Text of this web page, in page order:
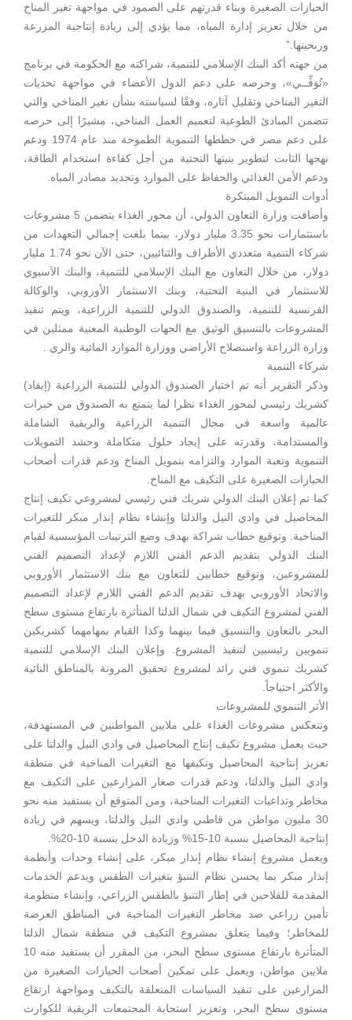
الحيازات الصغيرة وبناء قدرتهم على الصمود في مواجهة تغير المناخ
من خلال تعزيز إدارة المياه، مما يؤدي إلى زيادة إنتاجية المزرعة
وربحيتها.”
من جهته أكد البنك الإسلامي للتنمية، شراكته مع الحكومة في برنامج
«نُوَفِّــي»، وحرصه على دعم الدول الأعضاء في مواجهة تحديات
التغير المناخي وتقليل آثاره، وفقًا لسياسته بشأن تغير المناخي والتي
تتضمن المبادئ الطوعية لتعميم العمل المناخي، مشيرًا إلى حرصه
على دعم مصر في خططها التنموية الطموحة منذ عام 1974 ودعم
نهجها الثابت لتطوير بنيتها التحتية من أجل كفاءة استخدام الطاقة،
ودعم الأمن الغذائي والحفاظ على الموارد وتجديد مصادر المياه.
أدوات التمويل المبتكرة
وأضافت وزارة التعاون الدولي، أن محور الغذاء يتضمن 5 مشروعات
باستثمارات نحو 3.35 مليار دولار، بينما بلغت إجمالي التعهدات من
شركاء التنمية متعددي الأطراف والثنائيين، حتى الآن نحو 1.74 مليار
دولار، من خلال التعاون مع البنك الإسلامي للتنمية، والبنك الآسيوي
للاستثمار في البنية التحتية، وبنك الاستثمار الأوروبي، والوكالة
الفرنسية للتنمية، والصندوق الدولي للتنمية الزراعية، ويتم تنفيذ
المشروعات بالتنسيق الوثيق مع الجهات الوطنية المعنية ممثلين في
وزارة الزراعة واستصلاح الأراضي ووزارة الموارد المائية والري .
شركاء التنمية
وذكر التقرير أنه تم اختيار الصندوق الدولي للتنمية الزراعية (إيفاد)
كشريك رئيسي لمحور الغذاء نظرا لما يتمتع به الصندوق من خبرات
عالمية واسعة في مجال التنمية الزراعية والريفية الشاملة
والمستدامة، وقدرته على إيجاد حلول متكاملة وحشد التمويلات
التنموية وتعبة الموارد والتزامه بتمويل المناخ ودعم قدرات أصحاب
الحيازات الصغيرة على التكيف مع المناخ.
كما تم إعلان البنك الدولي شريك فني رئيسي لمشروعي تكيف إنتاج
المحاصيل في وادي النيل والدلتا وإنشاء نظام إنذار مبكر للتغيرات
المناخية. وتوقيع خطاب شراكة بهدف وضع الترتيبات المؤسسية لقيام
البنك الدولي بتقديم الدعم الفني اللازم لإعداد التصميم الفني
للمشروعين، وتوقيع خطابين للتعاون مع بنك الاستثمار الأوروبي
والاتحاد الأوروبي بهدف تقديم الدعم الفني اللازم لإعداد التصميم
الفني لمشروع التكيف في شمال الدلتا المتأثرة بارتفاع مستوى سطح
البحر بالتعاون والتنسيق فيما بينهما وكذا القيام بمهامهما كشريكين
تنمويين رئيسيين لتنفيذ المشروع. وإعلان البنك الإسلامي للتنمية
كشريك تنموي فني رائد لمشروع تحقيق المرونة بالمناطق النائية
والأكثر احتياجاً.
الأثر التنموي للمشروعات
وتنعكس مشروعات الغذاء على ملايين المواطنين في المستهدفة،
حيث يعمل مشروع تكيف إنتاج المحاصيل في وادي النيل والدلتا على
تعزيز إنتاجية المحاصيل وتكيفها مع التغيرات المناخية في منطقة
وادي النيل والدلتا، ودعم قدرات صغار المزارعين على التكيف مع
مخاطر وتداعيات التغيرات المناخية، ومن المتوقع أن يستفيد منه نحو
30 مليون مواطن من قاطني وادي النيل والدلتا، ويسهم في زيادة
إنتاجية المحاصيل بنسبة 10-15% وزيادة الدخل بنسبة 10-20%.
ويعمل مشروع إنشاء نظام إنذار مبكر، على إنشاء وحدات وأنظمة
إنذار مبكر بما يحسن نظام التنبؤ بتغيرات الطقس ويدعم الخدمات
المقدمة للفلاحين في إطار التنبؤ بالطقس الزراعي، وإنشاء منظومة
تأمين زراعي ضد مخاطر التغيرات المناخية في المناطق العرضة
للمخاطر؛ وفيما يتعلق بمشروع التكيف في منطقة شمال الدلتا
المتأثرة بارتفاع مستوى سطح البحر، من المقرر أن يستفيد منه 10
ملايين مواطن، ويعمل على تمكين أصحاب الحيازات الصغيرة من
المزارعين على تنفيذ السياسات المتعلقة بالتكيف ومواجهة ارتفاع
مستوى سطح البحر، وتعزيز استجابة المجتمعات الريفية للكوارث